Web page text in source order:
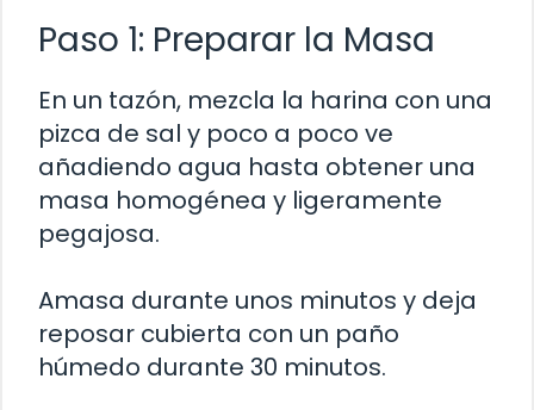
Paso 1: Preparar la Masa
En un tazón, mezcla la harina con una
pizca de sal y poco a poco ve
añadiendo agua hasta obtener una
masa homogénea y ligeramente
pegajosa.
Amasa durante unos minutos y deja
reposar cubierta con un paño
húmedo durante 30 minutos.